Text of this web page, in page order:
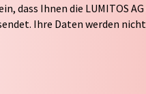
dass Ihnen die LUMITOS
Ihre Daten werden
Ihrer Daten durch die